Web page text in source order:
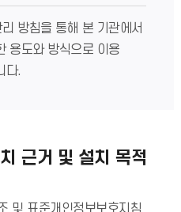
방침을 통해 본 기관에서
용도와 방식으로 이용
다.
근거 및 설치 목적
및 표준개인정보보호지침